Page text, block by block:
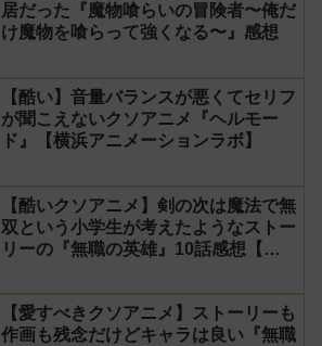
居だった『魔物喰らいの冒険者〜俺だ
け魔物を喰らって強くなる〜』感想
【酷い】音量バランスが悪くてセリフ
が聞こえないクソアニメ『ヘルモー
ド』【横浜アニメーションラボ】
【酷いクソアニメ】剣の次は魔法で無
双という小学生が考えたようなストー
リーの『無職の英雄』10話感想【キ
【愛すべきクソアニメ】ストーリーも
作画も残念だけどキャラは良い『無職